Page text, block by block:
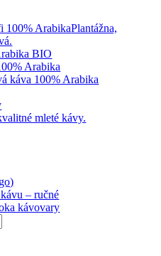
100% ArabikaPlantážna,
BIO
Arabika
káva 100% Arabika
mleté kávy.
– ručné
kávovary